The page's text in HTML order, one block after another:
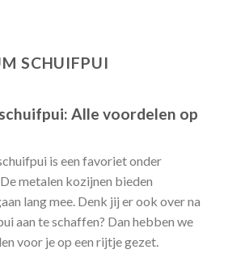
SCHUIFPUI
Alle voordelen op
is een favoriet onder
metalen kozijnen bieden
lang mee. Denk jij er ook over na
aan te schaffen? Dan hebben we
voor je op een rijtje gezet.